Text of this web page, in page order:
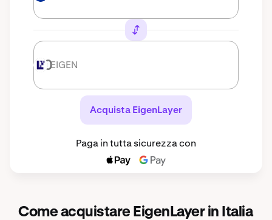
EIGEN EIGEN
Acquista EigenLayer
Paga in tutta sicurezza con
Come acquistare EigenLayer in Italia